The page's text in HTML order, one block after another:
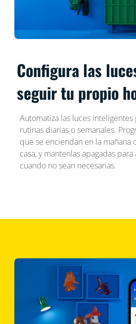
Configura las
seguir tu propio
Automatiza las luces inteligentes
rutinas diarias o semanales.
que se enciendan en la mañana
casa, y mantenlas apagadas
cuando no sean necesarias.